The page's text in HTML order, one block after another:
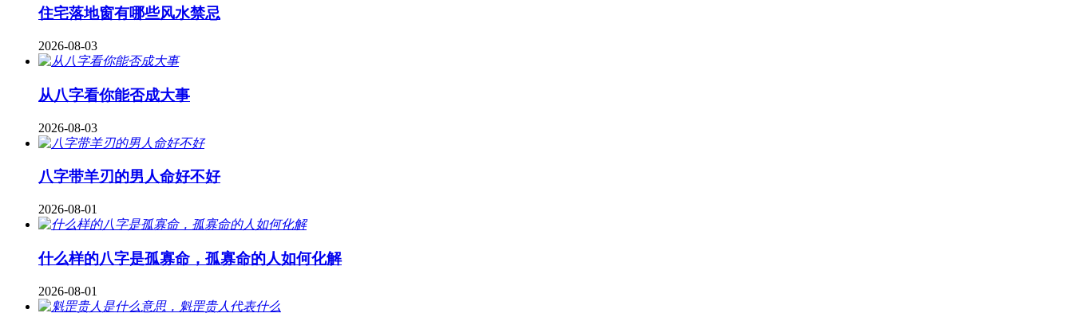
住宅落地窗有哪些风水禁忌
2026-08-03
从八字看你能否成大事
2026-08-03
八字带羊刃的男人命好不好
2026-08-01
什么样的八字是孤寡命，孤寡命的人如何化解
2026-08-01